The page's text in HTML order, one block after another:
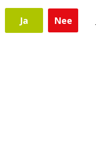
Ja Nee